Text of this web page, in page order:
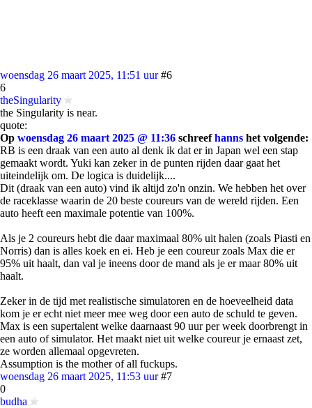
woensdag 26 maart 2025, 11:51 uur #6
6
theSingularity
the Singularity is near.
quote:
Op woensdag 26 maart 2025 @ 11:36 schreefhanns het volgende:
RB is een draak van een auto al denk ik dat er in Japan wel een stap
gemaakt wordt. Yuki kan zeker in de punten rijden daar gaat het
uiteindelijk om. De logica is duidelijk....
Dit (draak van een auto) vind ik altijd zo'n onzin. We hebben het over
de raceklasse waarin de 20 beste coureurs van de wereld rijden. Een
auto heeft een maximale potentie van 100%.
Als je 2 coureurs hebt die daar maximaal 80% uit halen (zoals Piasti en
Norris) dan is alles koek en ei. Heb je een coureur zoals Max die er
95% uit haalt, dan val je ineens door de mand als je er maar 80% uit
haalt.
Zeker in de tijd met realistische simulatoren en de hoeveelheid data
kom je er echt niet meer mee weg door een auto de schuld te geven.
Max is een supertalent welke daarnaast 90 uur per week doorbrengt in
een auto of simulator. Het maakt niet uit welke coureur je ernaast zet,
ze worden allemaal opgevreten.
Assumption is the mother of all fuckups.
woensdag 26 maart 2025, 11:53 uur #7
0
budha